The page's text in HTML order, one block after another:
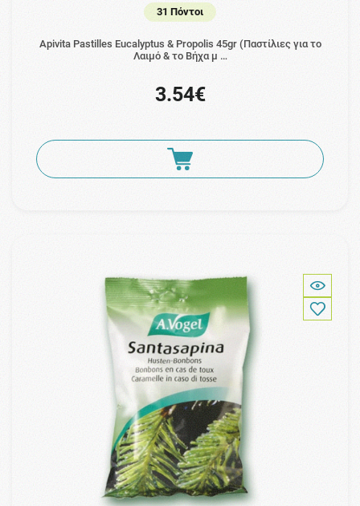
31 Πόντοι
Apivita Pastilles Eucalyptus & Propolis 45gr (Παστίλιες για το
Λαιμό & το Βήχα μ …
3.54€